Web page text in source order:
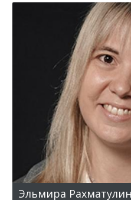
Эльмира